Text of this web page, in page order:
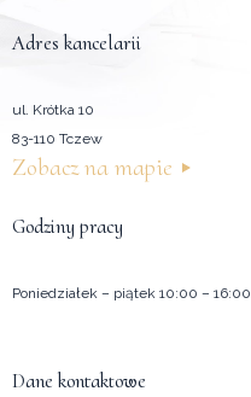
replica watches
Adres kancelarii
ul. Krótka 10
83-110 Tczew
Zobacz na mapie
Godziny pracy
Poniedziałek – piątek 10:00 – 16:00
Dane kontaktowe